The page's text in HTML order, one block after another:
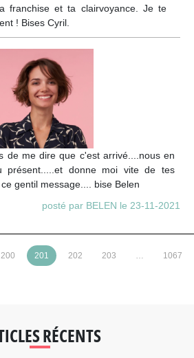
franchise et ta clairvoyance. Je te
! Bises Cyril.
de me dire que c'est arrivé....nous en
présent.....et donne moi vite de tes
gentil message.... bise Belen
posté par BELEN le 23-11-2021
200 201 202 203 … 1067
RÉCENTS